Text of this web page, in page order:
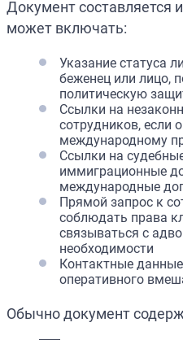
Документ составляется
может включать:
Указание статуса
беженец или лицо,
политическую
Ссылки на
сотрудников, если
международному
Ссылки на
иммиграционные
международные
Прямой запрос к
соблюдать права
связываться с
необходимости
Контактные
оперативного
Обычно документ